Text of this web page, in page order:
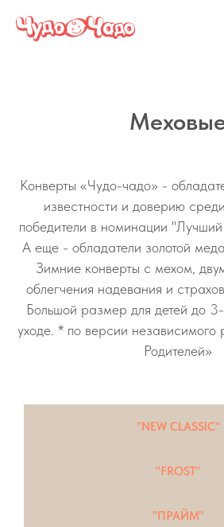
Конверты «Чудо-чадо» -
известности и доверию
победители в номинации
А еще - обладатели золотой
Зимние конверты с мехом,
облегчения надевания и
Большой размер для детей до 3-
уходе. * по версии независимого
Родителей»
"NEW CLASSIC"
"FROST"
"ПРАЙМ"